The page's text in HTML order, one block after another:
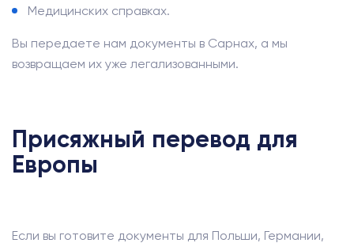
Медицинских справках.
Вы передаете нам документы в Сарнах, а мы
возвращаем их уже легализованными.
Присяжный перевод для
Европы
Если вы готовите документы для Польши, Германии,